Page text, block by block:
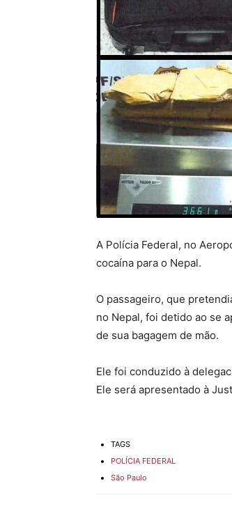
A Polícia Federal, no
cocaína para o Nepal.
O passageiro, que
no Nepal, foi detido ao se
de sua bagagem de mão.
Ele foi conduzido à
Ele será apresentado à
TAGS
POLÍCIA FEDERAL
São Paulo